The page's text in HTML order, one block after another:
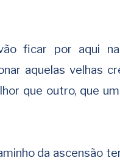
ficar por aqui
aquelas velhas
que outro, que
da ascensão